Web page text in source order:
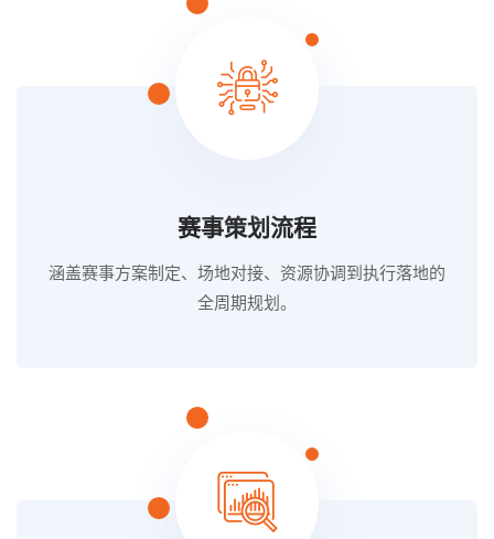
赛事策划流程
涵盖赛事方案制定、场地对接、资源协调到执行落地的
全周期规划。